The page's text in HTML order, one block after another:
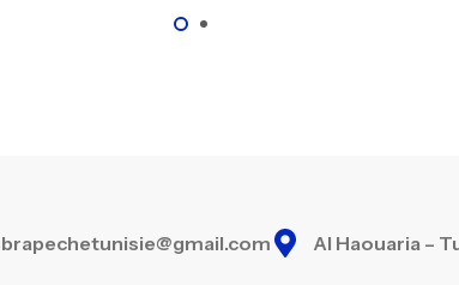
Al Haouaria –